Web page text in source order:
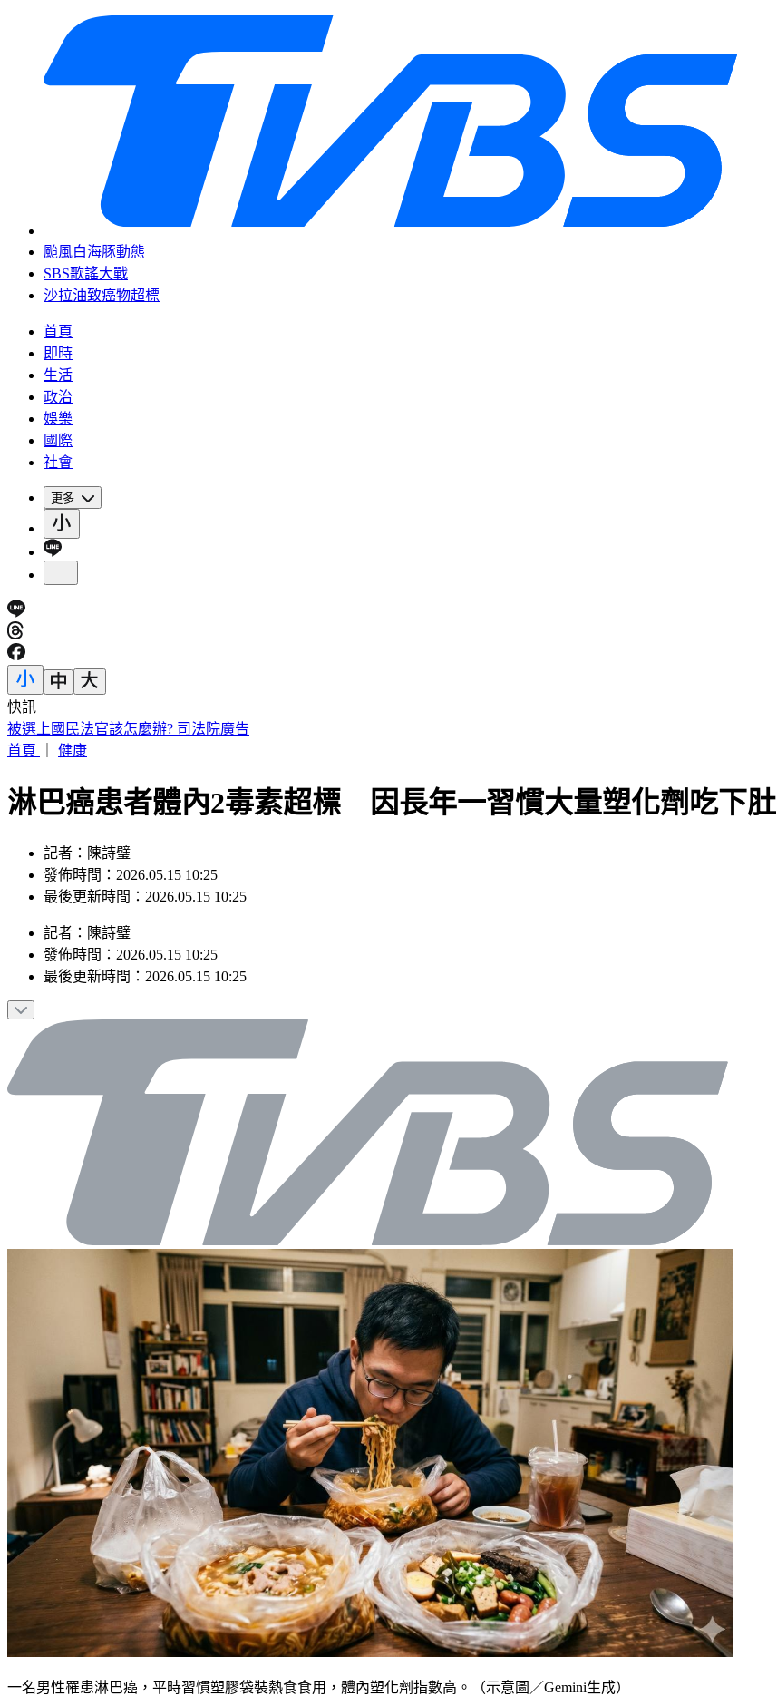
颱風白海豚動態
SBS歌謠大戰
沙拉油致癌物超標
首頁
即時
生活
政治
娛樂
國際
社會
更多
快訊
被選上國民法官該怎麼辦? 司法院廣告
首頁
健康
淋巴癌患者體內2毒素超標 因長年一習慣大量塑化劑吃下肚
記者：陳詩璧
發佈時間：2026.05.15 10:25
最後更新時間：2026.05.15 10:25
記者 ： 陳詩璧
發佈時間： 2026.05.15 10:25
最後更新時間： 2026.05.15 10:25
一名男性罹患淋巴癌，平時習慣塑膠袋裝熱食食用，體內塑化劑指數高。（示意圖／Gemini生成）